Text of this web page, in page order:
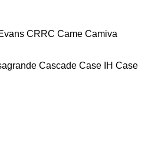
CRRC Came Camiva
Cascade Case IH Case